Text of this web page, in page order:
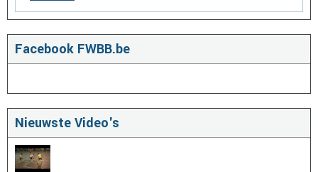
Facebook FWBB.be
Nieuwste Video's